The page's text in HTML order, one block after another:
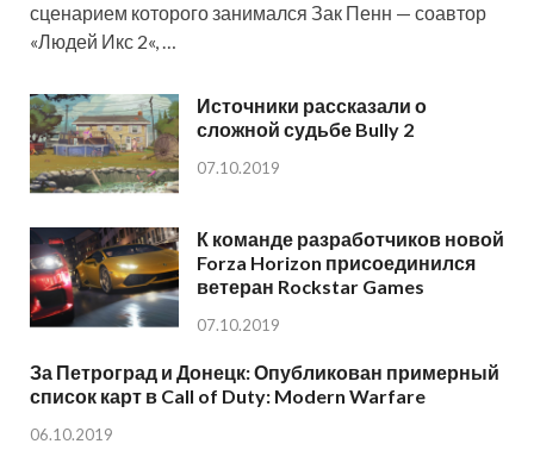
сценарием которого занимался Зак Пенн — соавтор
«Людей Икс 2«, …
Источники рассказали о
сложной судьбе Bully 2
07.10.2019
К команде разработчиков новой
Forza Horizon присоединился
ветеран Rockstar Games
07.10.2019
За Петроград и Донецк: Опубликован примерный
список карт в Call of Duty: Modern Warfare
06.10.2019